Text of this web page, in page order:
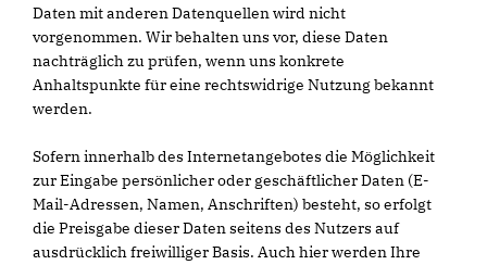
Daten mit anderen Datenquellen wird nicht
vorgenommen. Wir behalten uns vor, diese Daten
nachträglich zu prüfen, wenn uns konkrete
Anhaltspunkte für eine rechtswidrige Nutzung bekannt
werden.
Sofern innerhalb des Internetangebotes die Möglichkeit
zur Eingabe persönlicher oder geschäftlicher Daten (E-
Mail-Adressen, Namen, Anschriften) besteht, so erfolgt
die Preisgabe dieser Daten seitens des Nutzers auf
ausdrücklich freiwilliger Basis. Auch hier werden Ihre